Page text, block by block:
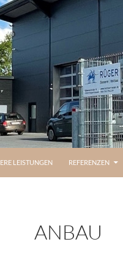
LEISTUNGEN REFERENZEN
ANBAU